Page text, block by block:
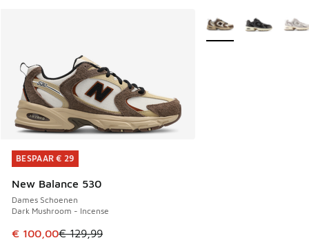
BESPAAR € 29
New Balance 530
Dames Schoenen
Dark Mushroom - Incense
Dit artikel is in de uitverkoop. Dit artikel is in de
€ 100,00€ 129,99
BESPAAR € 29
Meer kleuren